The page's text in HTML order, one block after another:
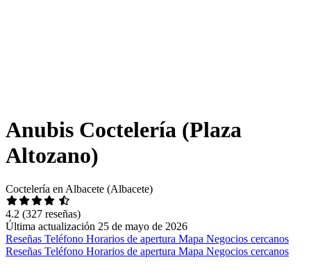
Anubis Coctelería (Plaza
Altozano)
Coctelería en Albacete (Albacete)
4.2 (327 reseñas)
Última actualización 25 de mayo de 2026
Reseñas Teléfono Horarios de apertura Mapa Negocios cercanos
Reseñas Teléfono Horarios de apertura Mapa Negocios cercanos